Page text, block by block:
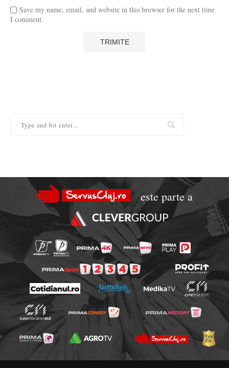
Save my name, email, and website in this browser for the next time
I comment.
este parte a